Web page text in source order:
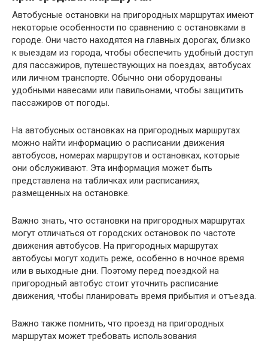
Автобусные остановки на пригородных маршрутах имеют
некоторые особенности по сравнению с остановками в
городе. Они часто находятся на главных дорогах, близко
к выездам из города, чтобы обеспечить удобный доступ
для пассажиров, путешествующих на поездах, автобусах
или личном транспорте. Обычно они оборудованы
удобными навесами или павильонами, чтобы защитить
пассажиров от погоды.
На автобусных остановках на пригородных маршрутах
можно найти информацию о расписании движения
автобусов, номерах маршрутов и остановках, которые
они обслуживают. Эта информация может быть
представлена на табличках или расписаниях,
размещенных на остановке.
Важно знать, что остановки на пригородных маршрутах
могут отличаться от городских остановок по частоте
движения автобусов. На пригородных маршрутах
автобусы могут ходить реже, особенно в ночное время
или в выходные дни. Поэтому перед поездкой на
пригородный автобус стоит уточнить расписание
движения, чтобы планировать время прибытия и отъезда.
Важно также помнить, что проезд на пригородных
маршрутах может требовать использования